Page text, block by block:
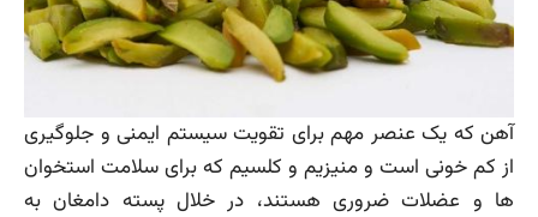
آهن که یک عنصر مهم برای تقویت سیستم ایمنی و جلوگیری
از کم خونی است و منیزیم و کلسیم که برای سلامت استخوان
ها و عضلات ضروری هستند، در خلال پسته دامغان به